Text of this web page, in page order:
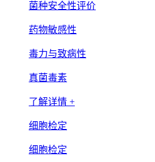
菌种安全性评价
药物敏感性
毒力与致病性
真菌毒素
了解详情 +
细胞检定
细胞检定